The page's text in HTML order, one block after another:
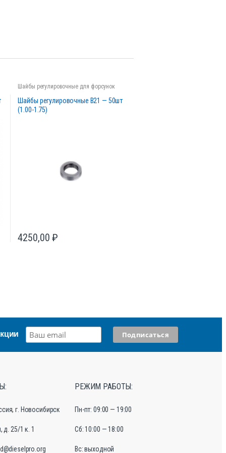
Шайбы регулировочные для форсунок
Шайбы регулировочные B21 — 50шт
(1.00-1.75)
4250,00₽
г. Новосибирск
д. 25/1 к. 1
РЕЖИМ РАБОТЫ:
Пн-пт: 09:00 — 19:00
Сб: 10:00 — 18:00
Вс: выходной